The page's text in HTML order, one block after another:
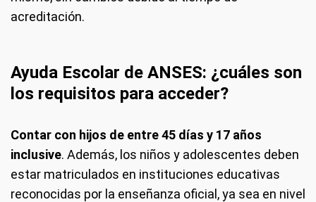
acreditación.
Ayuda Escolar de ANSES: ¿cuáles son
los requisitos para acceder?
Contar con hijos de entre 45 días y 17 años
inclusive. Además, los niños y adolescentes deben
estar matriculados en instituciones educativas
reconocidas por la enseñanza oficial, ya sea en nivel